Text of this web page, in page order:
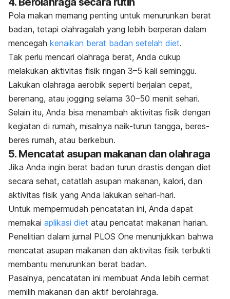
Pola makan memang penting untuk menurunkan berat
badan, tetapi olahragalah yang lebih berperan dalam
mencegah kenaikan berat badan setelah diet.
Tak perlu mencari olahraga berat, Anda cukup
melakukan aktivitas fisik ringan 3–5 kali seminggu.
Lakukan olahraga aerobik seperti berjalan cepat,
berenang, atau jogging selama 30–50 menit sehari.
Selain itu, Anda bisa menambah aktivitas fisik dengan
kegiatan di rumah, misalnya naik-turun tangga, beres-
beres rumah, atau berkebun.
5. Mencatat asupan makanan dan olahraga
Jika Anda ingin berat badan turun drastis dengan diet
secara sehat, catatlah asupan makanan, kalori, dan
aktivitas fisik yang Anda lakukan sehari-hari.
Untuk mempermudah pencatatan ini, Anda dapat
memakai aplikasi diet atau pencatat makanan harian.
Penelitian dalam jurnal PLOS One menunjukkan bahwa
mencatat asupan makanan dan aktivitas fisik terbukti
membantu menurunkan berat badan.
Pasalnya, pencatatan ini membuat Anda lebih cermat
memilih makanan dan aktif berolahraga.